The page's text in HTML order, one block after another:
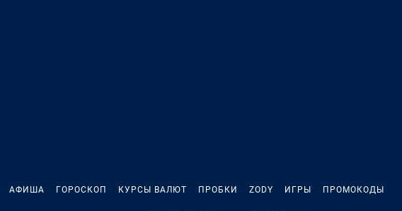
АФИША ГОРОСКОП КУРСЫ ВАЛЮТ ПРОБКИ ZODY ИГРЫ ПРОМОКОДЫ